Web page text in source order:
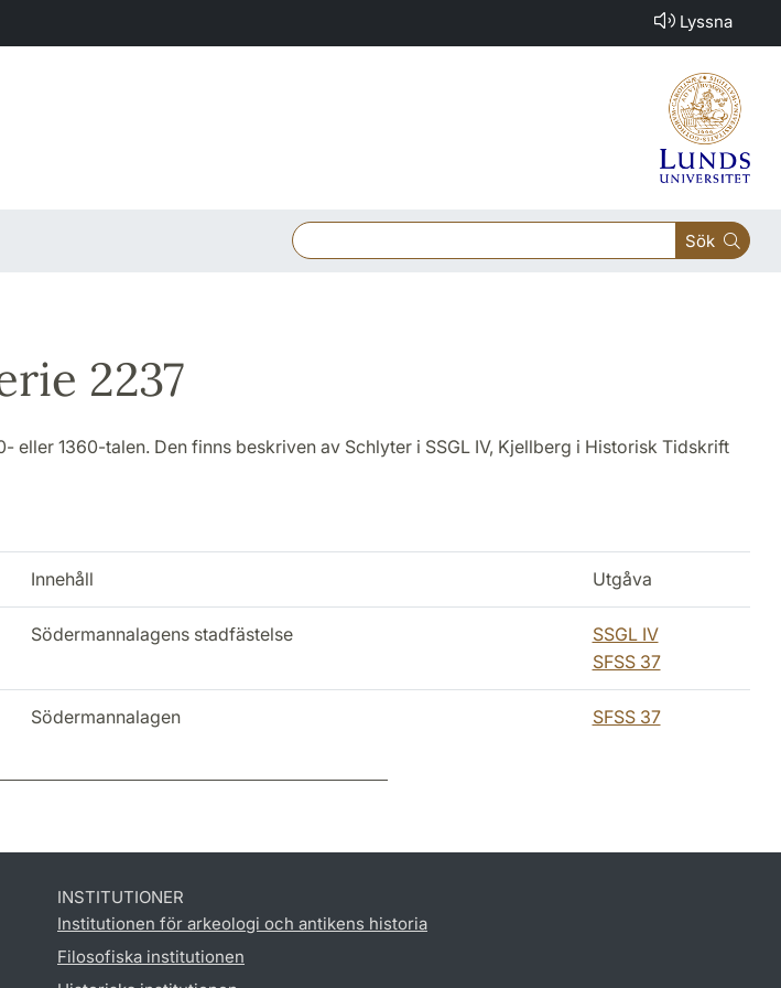
Lyssna
Sök
2237
eller 1360-talen. Den finns beskriven av Schlyter i SSGL IV, Kjellberg i Historisk Tidskrift
Innehåll Utgåva
Södermannalagens stadfästelse
SSGL IV
SFSS 37
Södermannalagen SFSS 37
INSTITUTIONER
Institutionen för arkeologi och antikens historia
Filosofiska institutionen